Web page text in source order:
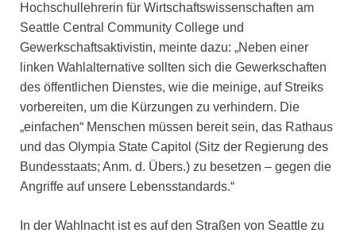
Hochschullehrerin für Wirtschaftswissenschaften am
Seattle Central Community College und
Gewerkschaftsaktivistin, meinte dazu: „Neben einer
linken Wahlalternative sollten sich die Gewerkschaften
des öffentlichen Dienstes, wie die meinige, auf Streiks
vorbereiten, um die Kürzungen zu verhindern. Die
„einfachen“ Menschen müssen bereit sein, das Rathaus
und das Olympia State Capitol (Sitz der Regierung des
Bundesstaats; Anm. d. Übers.) zu besetzen – gegen die
Angriffe auf unsere Lebensstandards.“
In der Wahlnacht ist es auf den Straßen von Seattle zu